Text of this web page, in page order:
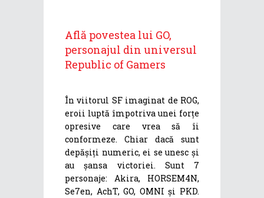
Află povestea lui GO,
personajul din universul
Republic of Gamers
În viitorul SF imaginat de ROG,
eroii luptă împotriva unei forțe
opresive care vrea să îi
conformeze. Chiar dacă sunt
depășiți numeric, ei se unesc și
au șansa victoriei. Sunt 7
personaje: Akira, HORSEM4N,
Se7en, AchT, GO, OMNI și PKD.